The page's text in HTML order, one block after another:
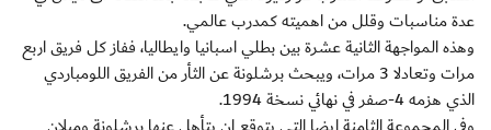
عدة مناسبات وقلل من اهميته كمدرب عالمي.
وهذه المواجهة الثانية عشرة بين بطلي اسبانيا وايطاليا، ففاز كل فريق اربع
مرات وتعادلا 3 مرات، ويبحث برشلونة عن الثأر من الفريق اللومباردي
الذي هزمه 4-صفر في نهائي نسخة 1994.